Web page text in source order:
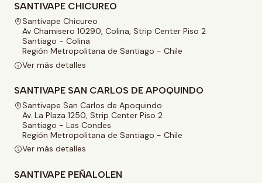
SANTIVAPE CHICUREO
Santivape Chicureo
Av Chamisero 10290, Colina, Strip Center Piso 2
Santiago - Colina
Región Metropolitana de Santiago - Chile
Ver más detalles
SANTIVAPE SAN CARLOS DE APOQUINDO
Santivape San Carlos de Apoquindo
Av. La Plaza 1250, Strip Center Piso 2
Santiago - Las Condes
Región Metropolitana de Santiago - Chile
Ver más detalles
SANTIVAPE PEÑALOLEN